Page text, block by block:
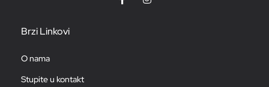
Brzi Linkovi
O nama
Stupite u kontakt